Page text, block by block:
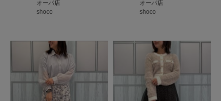
オーパ店
shoco
オーパ店
shoco